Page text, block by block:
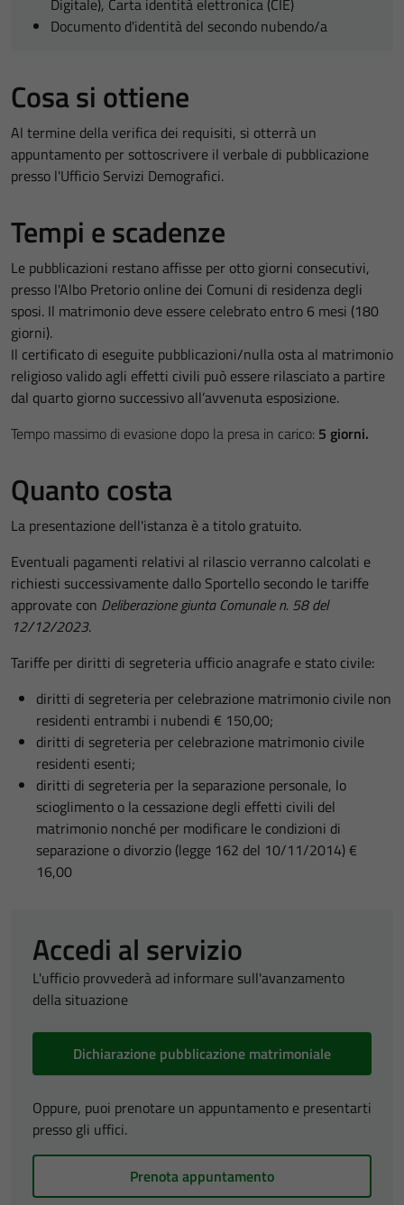
Digitale), Carta identità elettronica (CIE)
Documento d'identità del secondo nubendo/a
Cosa si ottiene
Al termine della verifica dei requisiti, si otterrà un
appuntamento per sottoscrivere il verbale di pubblicazione
presso l'Ufficio Servizi Demografici.
Tempi e scadenze
Le pubblicazioni restano affisse per otto giorni consecutivi,
presso l'Albo Pretorio online dei Comuni di residenza degli
sposi. Il matrimonio deve essere celebrato entro 6 mesi (180
giorni).
Il certificato di eseguite pubblicazioni/nulla osta al matrimonio
religioso valido agli effetti civili può essere rilasciato a partire
dal quarto giorno successivo all’avvenuta esposizione.
Tempo massimo di evasione dopo la presa in carico: 5 giorni.
Quanto costa
La presentazione dell'istanza è a titolo gratuito.
Eventuali pagamenti relativi al rilascio verranno calcolati e
richiesti successivamente dallo Sportello secondo le tariffe
approvate con Deliberazione giunta Comunale n. 58 del
12/12/2023.
Tariffe per diritti di segreteria ufficio anagrafe e stato civile:
diritti di segreteria per celebrazione matrimonio civile non
residenti entrambi i nubendi € 150,00;
diritti di segreteria per celebrazione matrimonio civile
residenti esenti;
diritti di segreteria per la separazione personale, lo
scioglimento o la cessazione degli effetti civili del
matrimonio nonché per modificare le condizioni di
separazione o divorzio (legge 162 del 10/11/2014) €
16,00
Accedi al servizio
L'ufficio provvederà ad informare sull'avanzamento
della situazione
Dichiarazione pubblicazione matrimoniale
Oppure, puoi prenotare un appuntamento e presentarti
presso gli uffici.
Prenota appuntamento